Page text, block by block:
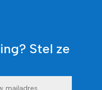
Stel ze